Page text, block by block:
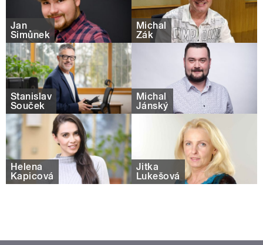
Jan
Šimůnek
Michal
Žák
Stanislav
Souček
Michal
Jánský
Helena
Kapicová
Jitka
Lukešová